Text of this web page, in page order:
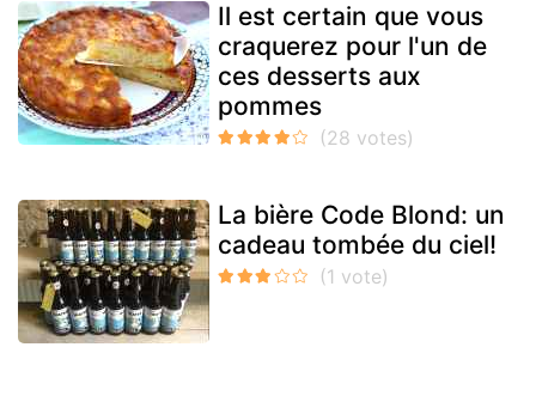
Il est certain que vous
craquerez pour l'un de
ces desserts aux
pommes
La bière Code Blond: un
cadeau tombée du ciel!